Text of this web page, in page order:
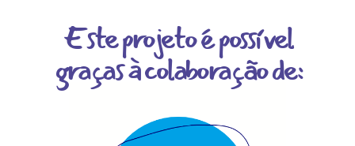
Este projeto é possível
graças à colaboração de: